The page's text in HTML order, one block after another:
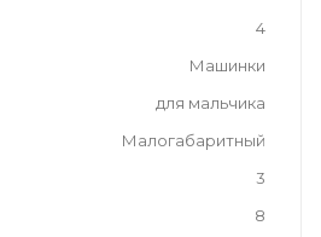
4
Машинки
для мальчика
Малогабаритный
3
8